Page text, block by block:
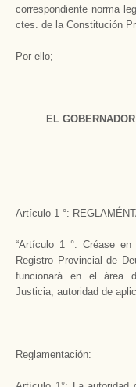
correspondiente norma
ctes. de la Constitución
Por ello;
EL
Artículo 1 °:
“Artículo 1 °: Créase
Registro Provincial de
funcionará en el área
Justicia, autoridad de
Reglamentación: